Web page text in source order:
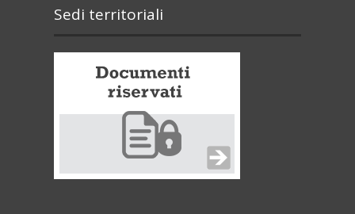
Sedi territoriali